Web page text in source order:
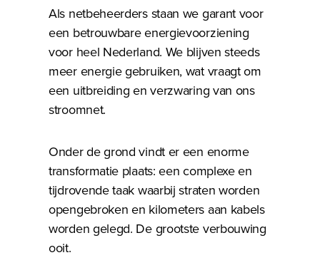
Als netbeheerders staan we garant voor
een betrouwbare energievoorziening
voor heel Nederland. We blijven steeds
meer energie gebruiken, wat vraagt om
een uitbreiding en verzwaring van ons
stroomnet.
Onder de grond vindt er een enorme
transformatie plaats: een complexe en
tijdrovende taak waarbij straten worden
opengebroken en kilometers aan kabels
worden gelegd. De grootste verbouwing
ooit.